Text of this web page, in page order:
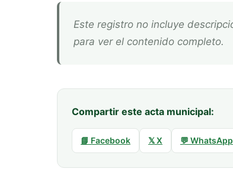
Este registro no incluye descripción adicional. Descarga el documento oficial arriba
para ver el contenido completo.
Compartir este acta municipal:
📘 Facebook 𝕏 X 💬 WhatsApp